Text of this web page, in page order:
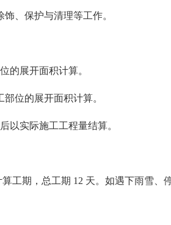
、保护与清理等工作。
的展开面积计算。
位的展开面积计算。
以实际施工工程量结算。
工期，总工期 12 天。如遇下雨雪、